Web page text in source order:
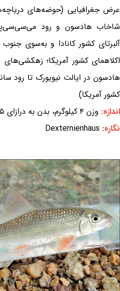
عرض جغرافیایی (حوضه‌های
شاخاب هادسون و رود
آلبرتای کشور کانادا و به‌سوی
اکلاهمای کشور آمریکا؛
هادسون در ایالت نیویورک تا رود
کشور آمریکا)
اندازه: وزن ۴ کیلوگرم، بدن به درازای ۷۵ سانتی‌متر
نگاره: Dexternienhaus